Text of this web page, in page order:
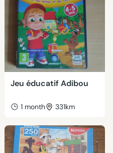
Jeu éducatif Adibou
1 month 331km